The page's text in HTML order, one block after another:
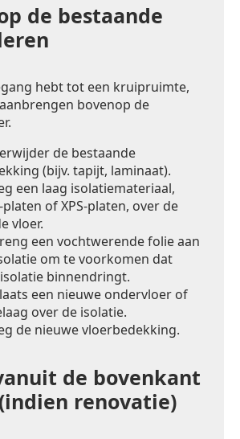
de bestaande
hebt tot een kruipruimte,
bovenop de
de bestaande
(bijv. tapijt, laminaat).
een laag isolatiemateriaal,
platen of XPS-platen, over de
vloer.
een vochtwerende folie aan
om te voorkomen dat
binnendringt.
een nieuwe ondervloer of
over de isolatie.
de nieuwe vloerbedekking.
de bovenkant
renovatie)